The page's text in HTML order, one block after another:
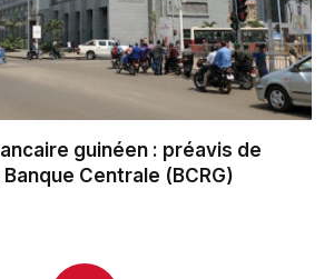
guinéen : préavis de
Centrale (BCRG)